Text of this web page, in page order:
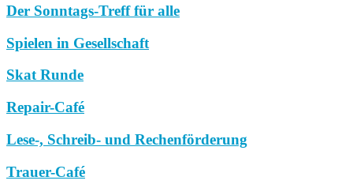
Der Sonntags-Treff für alle
Spielen in Gesellschaft
Skat Runde
Repair-Café
Lese-, Schreib- und Rechenförderung
Trauer-Café